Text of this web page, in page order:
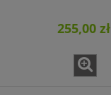
255,00 zł